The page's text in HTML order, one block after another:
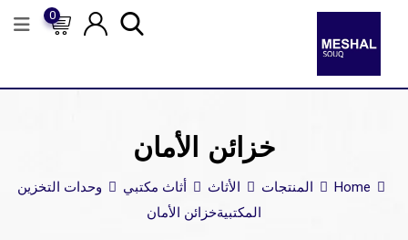
0
خزائن الأمان
Home المنتجات الأثاث أثاث مكتبي
وحدات التخزين
المكتبيةخزائن الأمان